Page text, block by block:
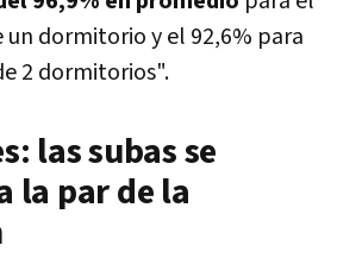
un dormitorio y el 92,6% para
2 dormitorios".
las subas se
la par de la